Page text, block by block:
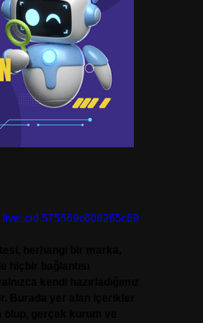
live:.cid.575569c608265c69